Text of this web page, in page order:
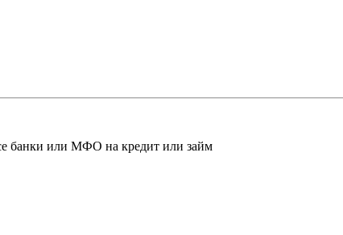
банки или МФО на кредит или займ